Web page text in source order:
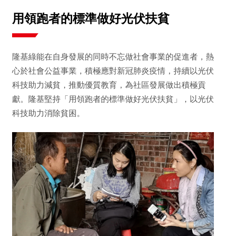
用領跑者的標準做好光伏扶貧
隆基綠能在自身發展的同時不忘做社會事業的促進者，熱
心於社會公益事業，積極應對新冠肺炎疫情，持續以光伏
科技助力減貧，推動優質教育，為社區發展做出積極貢
獻。隆基堅持「用領跑者的標準做好光伏扶貧」，以光伏
科技助力消除貧困。